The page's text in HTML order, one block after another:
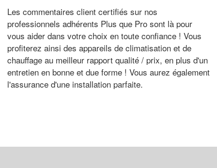
Les commentaires client certifiés sur nos
professionnels adhérents Plus que Pro sont là pour
vous aider dans votre choix en toute confiance ! Vous
profiterez ainsi des appareils de climatisation et de
chauffage au meilleur rapport qualité / prix, en plus d'un
entretien en bonne et due forme ! Vous aurez également
l'assurance d'une installation parfaite.